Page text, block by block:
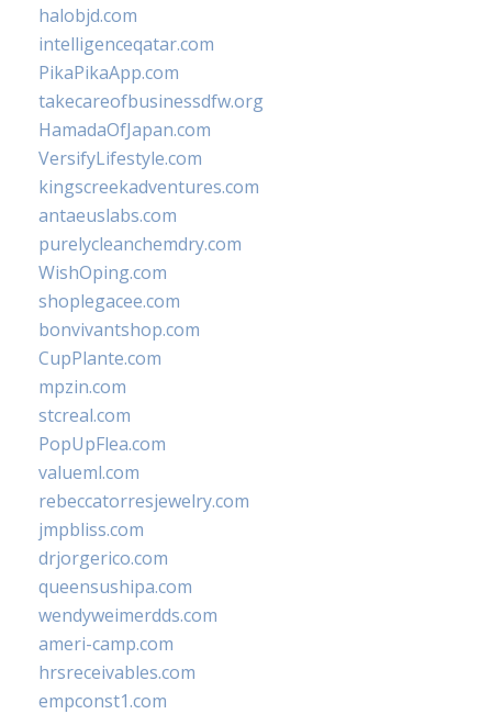
halobjd.com
intelligenceqatar.com
PikaPikaApp.com
takecareofbusinessdfw.org
HamadaOfJapan.com
VersifyLifestyle.com
kingscreekadventures.com
antaeuslabs.com
purelycleanchemdry.com
WishOping.com
shoplegacee.com
bonvivantshop.com
CupPlante.com
mpzin.com
stcreal.com
PopUpFlea.com
valueml.com
rebeccatorresjewelry.com
jmpbliss.com
drjorgerico.com
queensushipa.com
wendyweimerdds.com
ameri-camp.com
hrsreceivables.com
empconst1.com